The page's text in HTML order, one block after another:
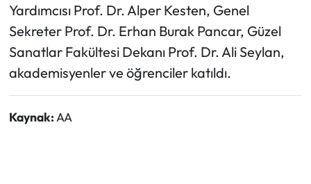
Yardımcısı Prof. Dr. Alper Kesten, Genel
Sekreter Prof. Dr. Erhan Burak Pancar, Güzel
Sanatlar Fakültesi Dekanı Prof. Dr. Ali Seylan,
akademisyenler ve öğrenciler katıldı.
Kaynak:AA